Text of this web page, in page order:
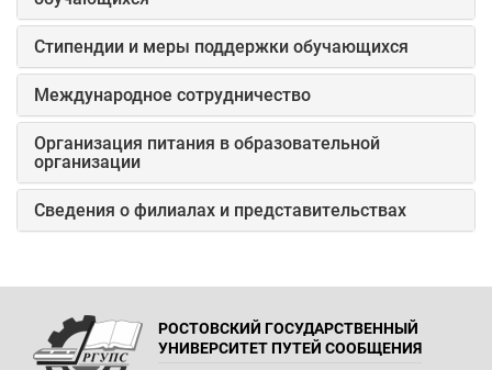
Стипендии и меры поддержки обучающихся
Международное сотрудничество
Организация питания в образовательной
организации
Сведения о филиалах и представительствах
РОСТОВСКИЙ ГОСУДАРСТВЕННЫЙ
УНИВЕРСИТЕТ ПУТЕЙ СООБЩЕНИЯ